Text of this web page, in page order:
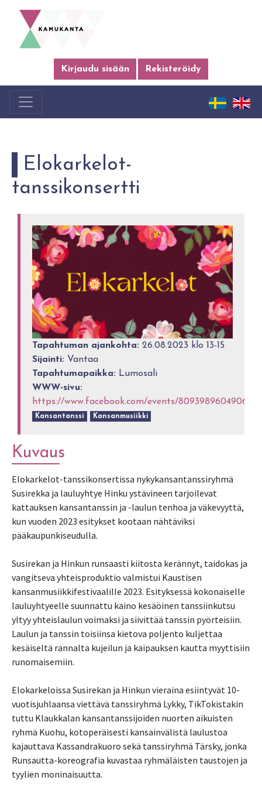
Kirjaudu sisään Rekisteröidy
Elokarkelot-
tanssikonsertti
Tapahtuman ajankohta: 26.08.2023 klo 13-15
Sijainti: Vantaa
Tapahtumapaikka: Lumosali
WWW-sivu:
https://www.facebook.com/events/809398960490630
Kansantanssi Kansanmusiikki
Kuvaus
Elokarkelot-tanssikonsertissa nykykansantanssiryhmä
Susirekka ja lauluyhtye Hinku ystävineen tarjoilevat
kattauksen kansantanssin ja -laulun tenhoa ja väkevyyttä,
kun vuoden 2023 esitykset kootaan nähtäviksi
pääkaupunkiseudulla.
Susirekan ja Hinkun runsaasti kiitosta kerännyt, taidokas ja
vangitseva yhteisproduktio valmistui Kaustisen
kansanmusiikkifestivaalille 2023. Esityksessä kokonaiselle
lauluyhtyeelle suunnattu kaino kesäöinen tanssiinkutsu
yltyy yhteislaulun voimaksi ja siivittää tanssin pyörteisiin.
Laulun ja tanssin toisiinsa kietova poljento kuljettaa
kesäiseltä rannalta kujeilun ja kaipauksen kautta myyttisiin
runomaisemiin.
Elokarkeloissa Susirekan ja Hinkun vieraina esiintyvät 10-
vuotisjuhlaansa viettävä tanssiryhmä Lykky, TikTokistakin
tuttu Klaukkalan kansantanssijoiden nuorten aikuisten
ryhmä Kuohu, kotoperäisesti kansainvälistä laulustoa
kajauttava Kassandrakuoro sekä tanssiryhmä Tärsky, jonka
Runsautta-koreografia kuvastaa ryhmäläisten taustojen ja
tyylien moninaisuutta.